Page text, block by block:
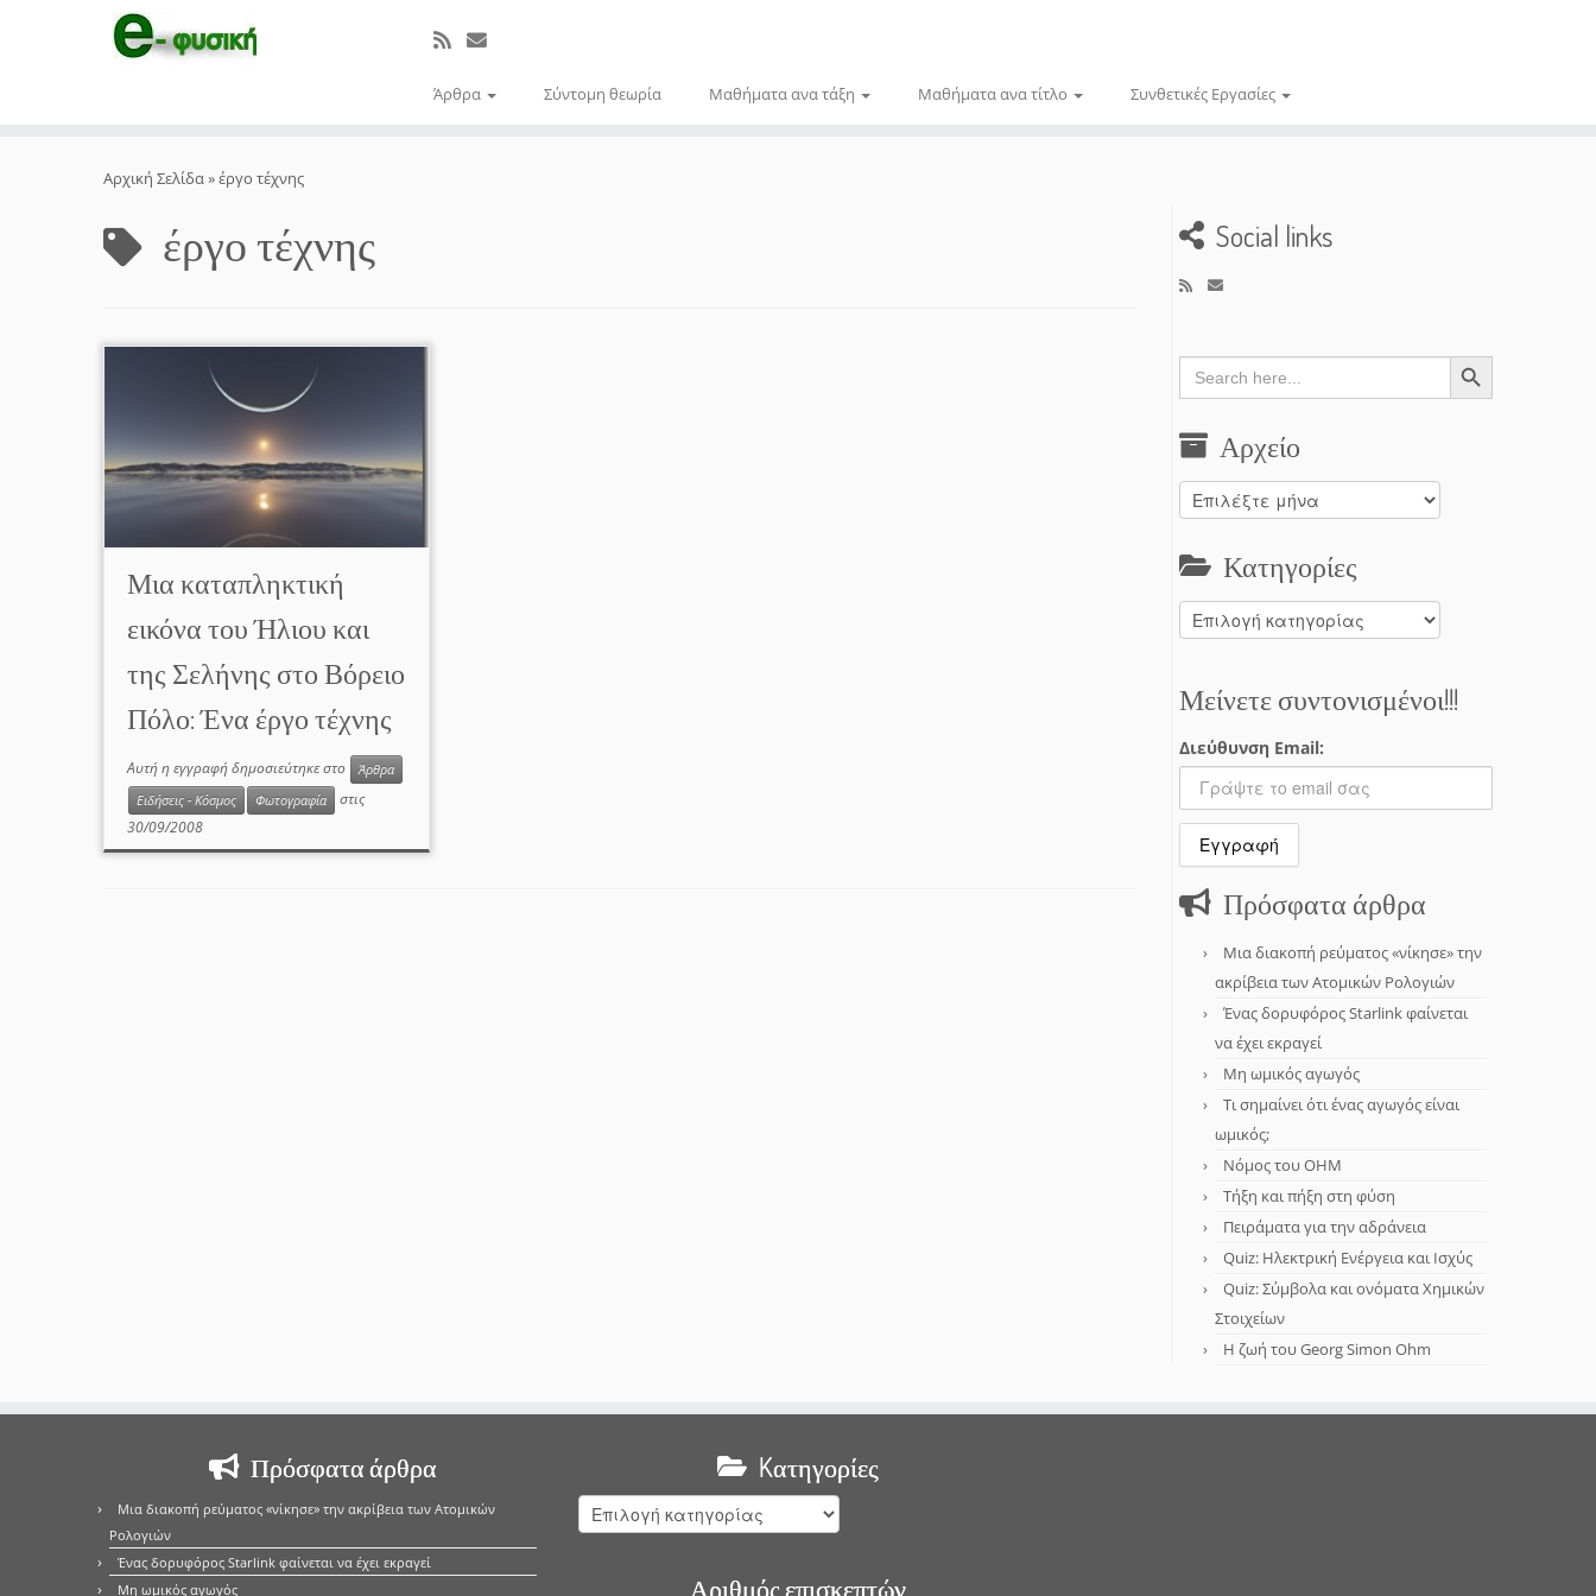
Άρθρα Σύντομη θεωρία Μαθήματα ανα τάξη Μαθήματα ανα τίτλο Συνθετικές Εργασίες
Αρχική Σελίδα»έργο τέχνης
έργο τέχνης
Μια καταπληκτική
εικόνα του Ήλιου και
της Σελήνης στο Βόρειο
Πόλο: Ένα έργο τέχνης
Αυτή η εγγραφή δημοσιεύτηκε στο
Άρθρα
Ειδήσεις - Κόσμος
Φωτογραφία
στις
30/09/2008
Social links
Search
for:
Search Button
Αρχείο
Αρχείο
Κατηγορίες
Κατηγορίες
Μείνετε συντονισμένοι!!!
Διεύθυνση Email:
Πρόσφατα άρθρα
Μια διακοπή ρεύματος «νίκησε» την
ακρίβεια των Ατομικών Ρολογιών
Ένας δορυφόρος Starlink φαίνεται
να έχει εκραγεί
Μη ωμικός αγωγός
Τι σημαίνει ότι ένας αγωγός είναι
ωμικός;
Νόμος του OHM
Τήξη και πήξη στη φύση
Πειράματα για την αδράνεια
Quiz: Ηλεκτρική Ενέργεια και Ισχύς
Quiz: Σύμβολα και ονόματα Χημικών
Στοιχείων
Η ζωή του Georg Simon Ohm
Πρόσφατα άρθρα
Μια διακοπή ρεύματος «νίκησε» την ακρίβεια των Ατομικών
Ρολογιών
Ένας δορυφόρος Starlink φαίνεται να έχει εκραγεί
Μη ωμικός αγωγός
Kατηγορίες
Kατηγορίες
Αριθμός επισκεπτών